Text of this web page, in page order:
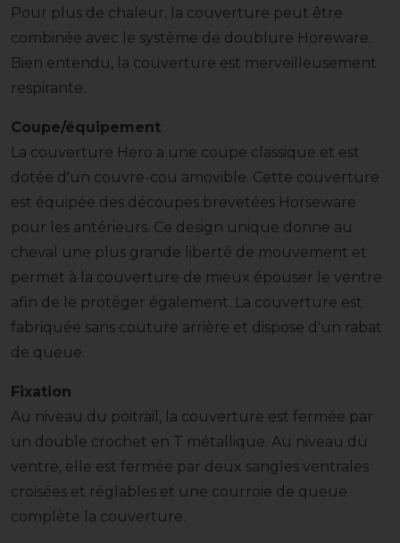
Pour plus de chaleur, la couverture peut être
combinée avec le système de doublure Horeware.
Bien entendu, la couverture est merveilleusement
respirante.
Coupe/équipement
La couverture Hero a une coupe classique et est
dotée d'un couvre-cou amovible. Cette couverture
est équipée des découpes brevetées Horseware
pour les antérieurs. Ce design unique donne au
cheval une plus grande liberté de mouvement et
permet à la couverture de mieux épouser le ventre
afin de le protéger également. La couverture est
fabriquée sans couture arrière et dispose d'un rabat
de queue.
Fixation
Au niveau du poitrail, la couverture est fermée par
un double crochet en T métallique. Au niveau du
ventre, elle est fermée par deux sangles ventrales
croisées et réglables et une courroie de queue
complète la couverture.